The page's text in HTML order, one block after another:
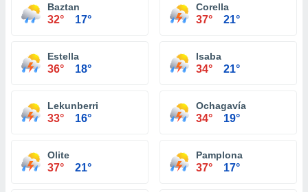
Baztan
32° 17°
Corella
37° 21°
Estella
36° 18°
Isaba
34° 21°
Lekunberri
33° 16°
Ochagavía
34° 19°
Olite
37° 21°
Pamplona
37° 17°